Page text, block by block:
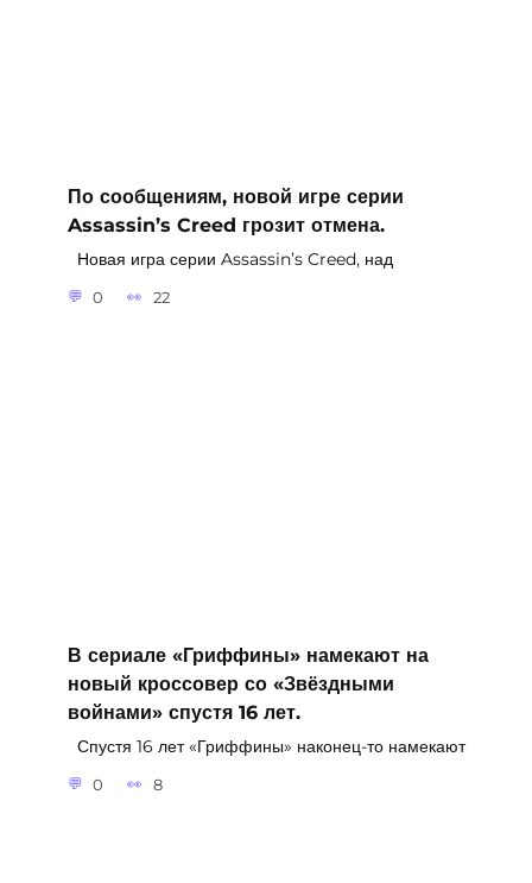
По сообщениям, новой игре серии
Assassin’s Creed грозит отмена.
Новая игра серии Assassin’s Creed, над
0 22
В сериале «Гриффины» намекают на
новый кроссовер со «Звёздными
войнами» спустя 16 лет.
Спустя 16 лет «Гриффины» наконец-то намекают
0 8